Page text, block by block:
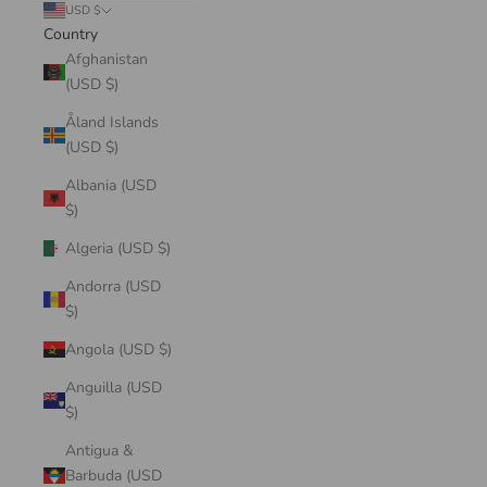
USD $
Country
Afghanistan
(USD $)
Åland Islands
(USD $)
Albania (USD
$)
Algeria (USD $)
Andorra (USD
$)
Angola (USD $)
Anguilla (USD
$)
Antigua &
Barbuda (USD